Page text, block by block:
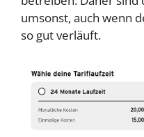
umsonst, auch wenn
so gut verläuft.